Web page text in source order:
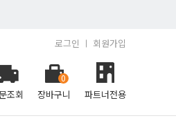
로그인 회원가입
조회
0
장바구니 파트너전용